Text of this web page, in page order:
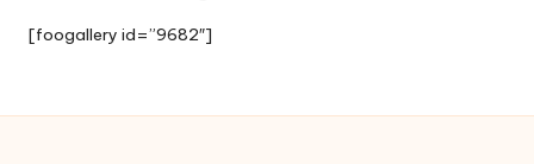
[foogallery id=”9682″]